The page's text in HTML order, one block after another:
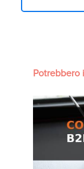
Potrebbero